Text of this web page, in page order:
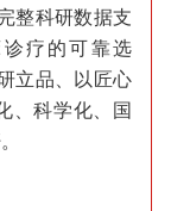
整科研数据支
疗的可靠选
立品、以匠心
、科学化、国